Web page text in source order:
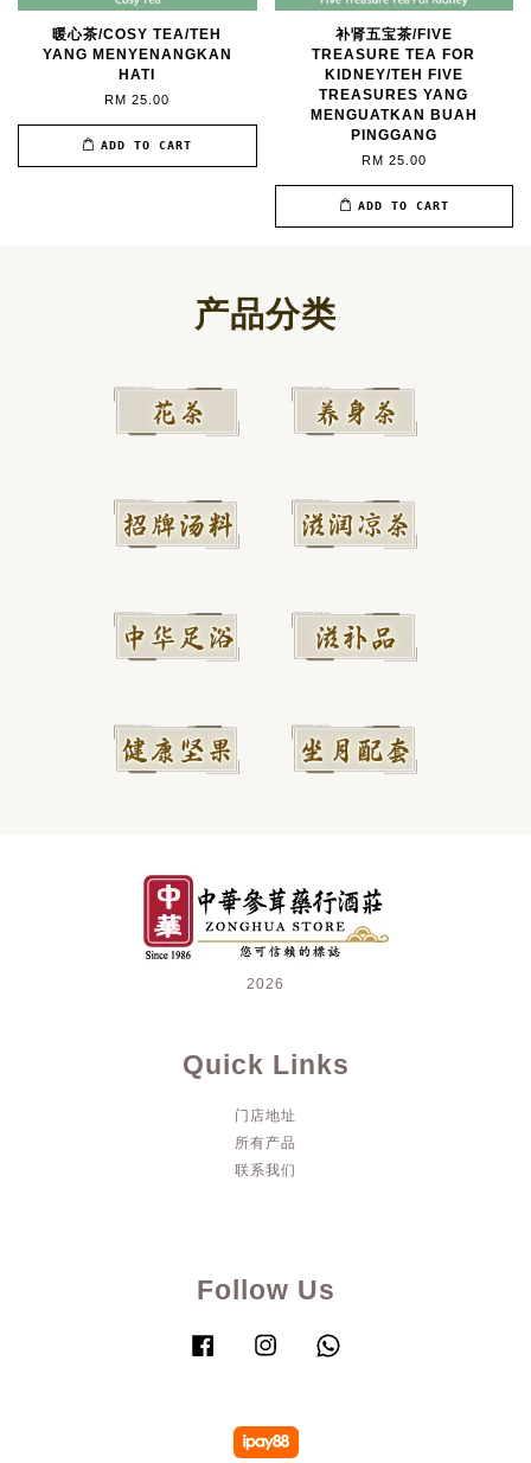
暖心茶/COSY TEA/TEH
YANG MENYENANGKAN
HATI
RM 25.00
ADD TO CART
补肾五宝茶/FIVE
TREASURE TEA FOR
KIDNEY/TEH FIVE
TREASURES YANG
MENGUATKAN BUAH
PINGGANG
RM 25.00
ADD TO CART
产品分类
2026
Quick Links
门店地址
所有产品
联系我们
Follow Us
Facebook Instagram